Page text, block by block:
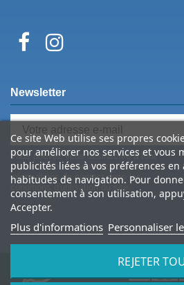
Ce site Web utilise ses propres
pour améliorer nos services et vous
publicités liées à vos préférences en
habitudes de navigation. Pour
consentement à son utilisation,
Accepter.
Plus d'informations Personnaliser
REJETER
Newsletter
Vous pouvez vous désinscrire à tout
moment. Vous trouverez pour cela nos
informations de contact dans les
conditions d'utilisation du site.